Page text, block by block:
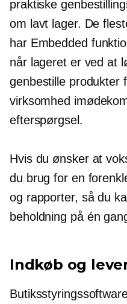
praktiske
om lavt lager. De
har Embedded
når lageret er ved at
genbestille produkter
virksomhed
efterspørgsel.
Hvis du ønsker at
du brug for en
og rapporter, så du
beholdning på én
Indkøb og